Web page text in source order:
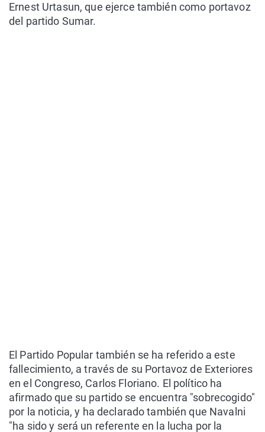
Ernest Urtasun, que ejerce también como portavoz
del partido Sumar.
El Partido Popular también se ha referido a este
fallecimiento, a través de su Portavoz de Exteriores
en el Congreso, Carlos Floriano. El político ha
afirmado que su partido se encuentra "sobrecogido"
por la noticia, y ha declarado también que Navalni
"ha sido y será un referente en la lucha por la